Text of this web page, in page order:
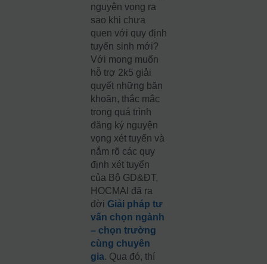
nguyện vọng ra
sao khi chưa
quen với quy định
tuyển sinh mới?
Với mong muốn
hỗ trợ 2k5 giải
quyết những băn
khoăn, thắc mắc
trong quá trình
đăng ký nguyện
vọng xét tuyển và
nắm rõ các quy
định xét tuyển
của Bộ GD&ĐT,
HOCMAI đã ra
đời Giải pháp tư
vấn chọn ngành
– chọn trường
cùng chuyên
gia. Qua đó, thí